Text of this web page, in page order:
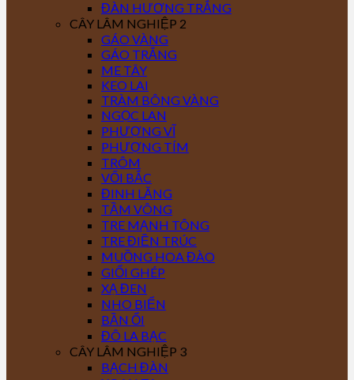
ĐÀN HƯƠNG TRẮNG
CÂY LÂM NGHIỆP 2
GÁO VÀNG
GÁO TRẮNG
ME TÂY
KEO LAI
TRÀM BÔNG VÀNG
NGỌC LAN
PHƯỢNG VĨ
PHƯỢNG TÍM
TRÔM
VỐI BẮC
ĐINH LĂNG
TẦM VÔNG
TRE MẠNH TÔNG
TRE ĐIỀN TRÚC
MUỒNG HOA ĐÀO
GIỔI GHÉP
XẠ ĐEN
NHO BIỂN
BẦN ỔI
ĐÔ LA BẠC
CÂY LÂM NGHIỆP 3
BẠCH ĐÀN